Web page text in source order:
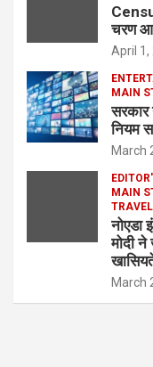
चरण
April 1,
MAIN
सरकार
नियम
March
MAIN
TRAVEL
नोएडा
मोदी
March